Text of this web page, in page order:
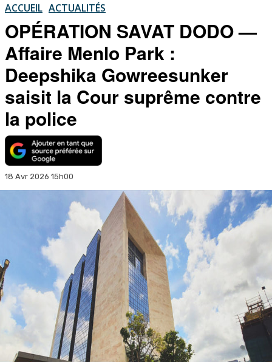
ACCUEIL ACTUALITÉS
OPÉRATION SAVAT DODO —
Affaire Menlo Park :
Deepshika Gowreesunker
saisit la Cour suprême contre
la police
18 Avr 2026 15h00